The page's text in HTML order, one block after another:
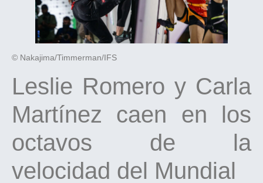
© Nakajima/Timmerman/IFS
Leslie Romero y Carla
Martínez caen en los
octavos de la
velocidad del Mundial